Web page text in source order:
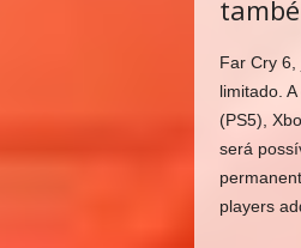
Far Cry
limitado.
(PS5),
será
players